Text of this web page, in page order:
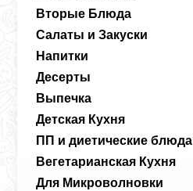
Вторые Блюда
Салаты и Закуски
Напитки
Десерты
Выпечка
Детская Кухня
ПП и диетические блюда
Вегетарианская Кухня
Для Микроволновки